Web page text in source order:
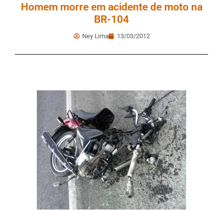
Homem morre em acidente de moto na
BR-104
Ney Lima 13/03/2012